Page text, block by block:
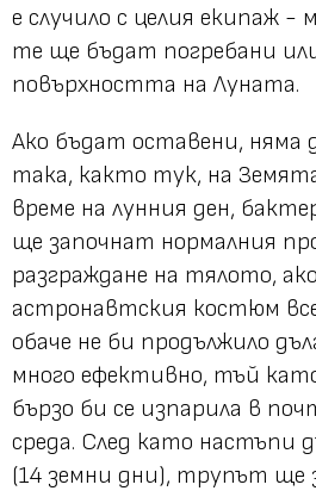
е случило с целия екипаж -
те ще бъдат погребани
повърхността на Луната.
Ако бъдат оставени, няма
така, както тук, на
време на лунния ден,
ще започнат нормалния
разграждане на тялото,
астронавтския костюм
обаче не би продължило
много ефективно, тъй
бързо би се изпарила в
среда. След като настъпи
(14 земни дни), трупът ще